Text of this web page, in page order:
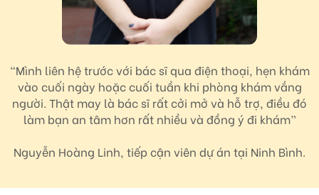
“Mình liên hệ trước với bác sĩ qua điện thoại, hẹn khám
vào cuối ngày hoặc cuối tuần khi phòng khám vắng
người. Thật may là bác sĩ rất cởi mở và hỗ trợ, điều đó
làm bạn an tâm hơn rất nhiều và đồng ý đi khám”
Nguyễn Hoàng Linh, tiếp cận viên dự án tại Ninh Bình.